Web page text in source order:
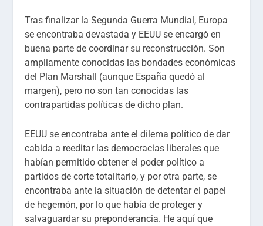
Tras finalizar la Segunda Guerra Mundial, Europa
se encontraba devastada y EEUU se encargó en
buena parte de coordinar su reconstrucción. Son
ampliamente conocidas las bondades económicas
del Plan Marshall (aunque España quedó al
margen), pero no son tan conocidas las
contrapartidas políticas de dicho plan.
EEUU se encontraba ante el dilema político de dar
cabida a reeditar las democracias liberales que
habían permitido obtener el poder político a
partidos de corte totalitario, y por otra parte, se
encontraba ante la situación de detentar el papel
de hegemón, por lo que había de proteger y
salvaguardar su preponderancia. He aquí que